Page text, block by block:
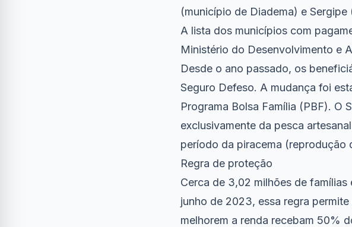
(município de Diadema) e Sergipe
A lista dos municípios com
Ministério do Desenvolvimento e
Desde o ano passado, os
Seguro Defeso. A mudança foi
Programa Bolsa Família (PBF). O
exclusivamente da pesca
período da piracema (reprodução
Regra de proteção
Cerca de 3,02 milhões de
junho de 2023, essa regra
melhorem a renda recebam 50%